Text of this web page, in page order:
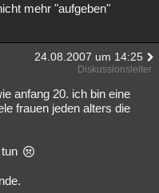
mehr "aufgeben"
24.08.2007 um 14:25
Diskussionsleiter
anfang 20. ich bin eine
frauen jeden alters die